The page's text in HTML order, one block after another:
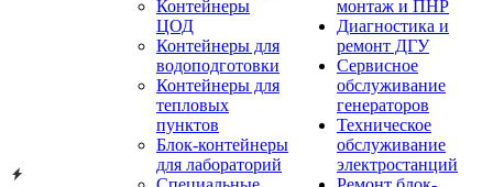
Контейнеры
ЦОД
Контейнеры для
водоподготовки
Контейнеры для
тепловых
пунктов
Блок-контейнеры
для лабораторий
монтаж и ПНР
Диагностика и
ремонт ДГУ
Сервисное
обслуживание
генераторов
Техническое
обслуживание
электростанций